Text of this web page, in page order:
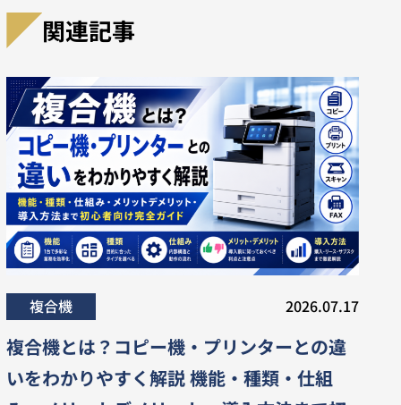
関連記事
複合機 2026.07.17
複合機とは？コピー機・プリンターとの違
いをわかりやすく解説 機能・種類・仕組